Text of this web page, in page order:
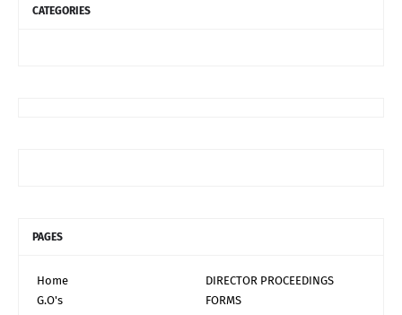
CATEGORIES
PAGES
Home
DIRECTOR PROCEEDINGS
G.O's
FORMS